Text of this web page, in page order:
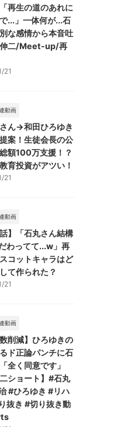
再生の道のあれに
...」一体何が...石
な感情から本音吐
伸二/Meet-up/再
21
動画
ん→和田ひろゆき
案！生徒会長の公
額100万支援！？
育投資がアツい！
21
動画
話】「石丸さん結構
わってて...w」再
コットキャラはど
て作られた？
21
動画
数削減】ひろゆきの
ド正論パンチに石
全く同意です」
二ショート】#石丸
#ひろゆき #リハ
抜き #切り抜き動